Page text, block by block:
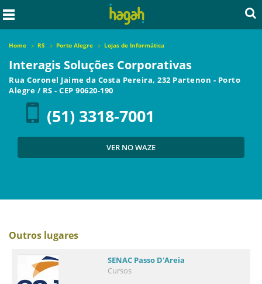
Home RS Porto Alegre Lojas de Informática
Interagis Soluções Corporativas
Rua Coronel Jaime da Costa Pereira, 232 Partenon - Porto
Alegre / RS - CEP 90620-190
(51) 3318-7001
VER NO WAZE
Outros lugares
SENAC Passo D'Areia
Cursos